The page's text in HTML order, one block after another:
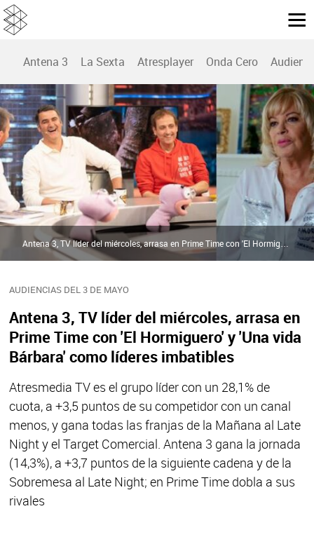
Antena 3 La Sexta Atresplayer Onda Cero
AUDIENCIAS DEL 3 DE MAYO
Antena 3, TV líder del miércoles, arrasa en
Prime Time con 'El Hormiguero' y 'Una vida
Bárbara' como líderes imbatibles
Atresmedia TV es el grupo líder con un 28,1% de
cuota, a +3,5 puntos de su competidor con un canal
menos, y gana todas las franjas de la Mañana al Late
Night y el Target Comercial. Antena 3 gana la jornada
(14,3%), a +3,7 puntos de la siguiente cadena y de la
Sobremesa al Late Night; en Prime Time dobla a sus
rivales
Antena 3, TV líder del miércoles, arrasa en Prime Time con 'El Hormiguero' y 'Una vida Bárbara' como líderes imbatibles | Atresmedia